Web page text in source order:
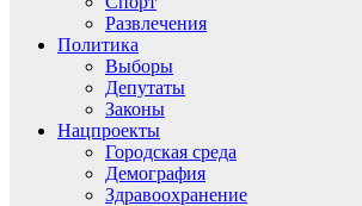
Развлечения
Политика
Выборы
Депутаты
Законы
Нацпроекты
Городская среда
Демография
Здравоохранение